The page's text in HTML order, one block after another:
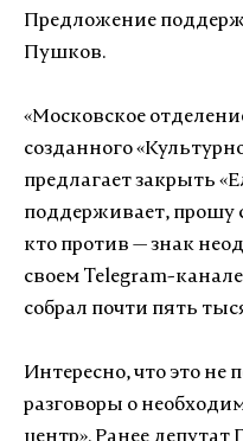
Предложение
Пушков.
«Московское
созданного
предлагает закрыть
поддерживает, прошу
кто против — знак
своем Telegram-
собрал почти пять
Интересно, что это не
разговоры о